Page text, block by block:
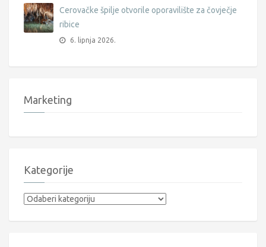
Cerovačke špilje otvorile oporavilište za čovječje
ribice
6. lipnja 2026.
Marketing
Kategorije
Kategorije